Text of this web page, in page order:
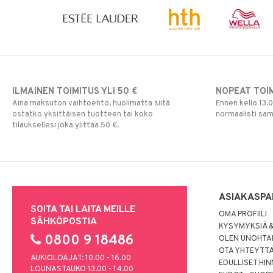
ILMAINEN TOIMITUS YLI 50 €
Aina maksuton vaihtoehto, huolimatta siitä
ostatko yksittäisen tuotteen tai koko
tilauksellesi joka ylittää 50 €.
NOPEAT
Ennen kello
normaalisti
SOITA TAI LAITA MEILLE
SÄHKÖPOSTIA
0800 9 18486
AUKIOLOAJAT: 10.00 - 16.00
LOUNASTAUKO 13.00 - 14.00
OMA PROFIILI
KYSYMYKSIÄ
OLEN
OTA
EDULLISET